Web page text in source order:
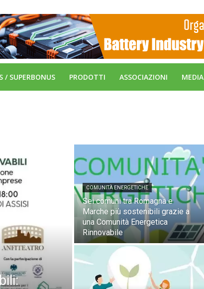
/ SUPERBONUS PRODOTTI ASSOCIAZIONI MEDIA
COMUNITÀ ENERGETICHE
Sei comuni tra Romagna e
Marche più sostenibili grazie a
una Comunità Energetica
Rinnovabile